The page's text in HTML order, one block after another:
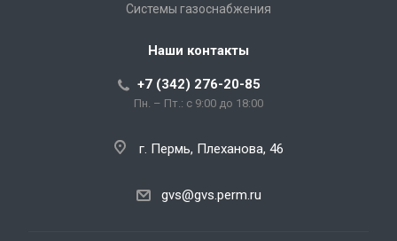
Системы газоснабжения
Наши контакты
+7 (342) 276-20-85
Пн. – Пт.: с 9:00 до 18:00
г. Пермь, Плеханова, 46
gvs@gvs.perm.ru